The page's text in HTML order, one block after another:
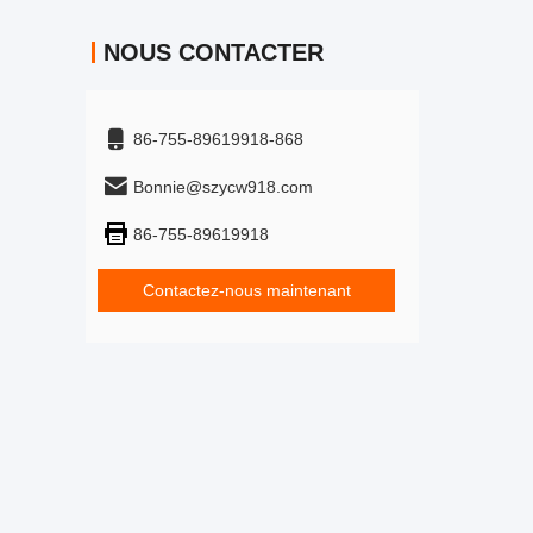
NOUS CONTACTER
86-755-89619918-868
Bonnie@szycw918.com
86-755-89619918
Contactez-nous maintenant